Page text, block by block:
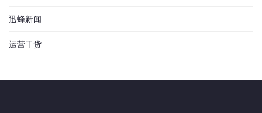
迅蜂新闻
运营干货